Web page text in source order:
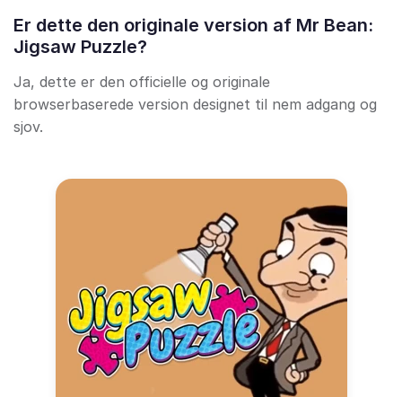
Er dette den originale version af Mr Bean:
Jigsaw Puzzle?
Ja, dette er den officielle og originale
browserbaserede version designet til nem adgang og
sjov.